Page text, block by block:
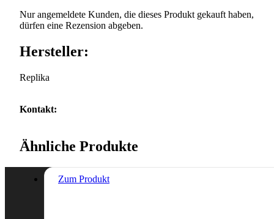
Nur angemeldete Kunden, die dieses Produkt gekauft haben,
dürfen eine Rezension abgeben.
Hersteller:
Replika
Kontakt:
Ähnliche Produkte
Zum Produkt